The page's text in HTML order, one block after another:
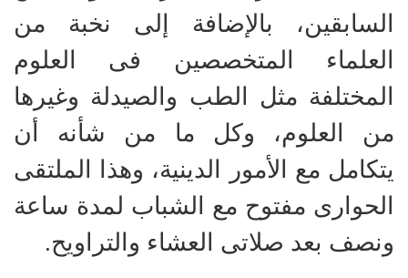
السابقين، بالإضافة إلى نخبة من
العلماء المتخصصين فى العلوم
المختلفة مثل الطب والصيدلة وغيرها
من العلوم، وكل ما من شأنه أن
يتكامل مع الأمور الدينية، وهذا الملتقى
الحوارى مفتوح مع الشباب لمدة ساعة
ونصف بعد صلاتى العشاء والتراويح.